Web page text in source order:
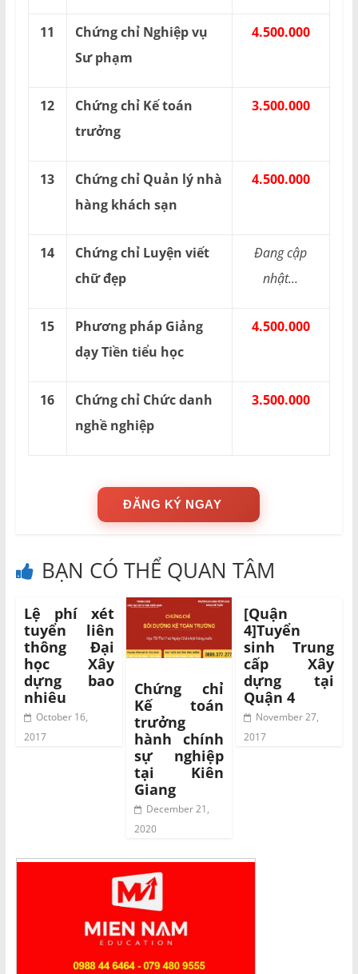
11
Chứng chỉ Nghiệp vụ
Sư phạm
4.500.000
12
Chứng chỉ Kế toán
trưởng
3.500.000
13
Chứng chỉ Quản lý nhà
hàng khách sạn
4.500.000
14
Chứng chỉ Luyện viết
chữ đẹp
Đang cập
nhật...
15
Phương pháp Giảng
dạy Tiền tiểu học
4.500.000
16
Chứng chỉ Chức danh
nghề nghiệp
3.500.000
ĐĂNG KÝ NGAY
BẠN CÓ THỂ QUAN TÂM
Lệ phí xét
tuyển liên
thông Đại
học Xây
dựng bao
nhiêu
October 16,
2017
Chứng chỉ
Kế toán
trưởng
hành chính
sự nghiệp
tại Kiên
Giang
December 21,
2020
[Quận
4]Tuyển
sinh Trung
cấp Xây
dựng tại
Quận 4
November 27,
2017